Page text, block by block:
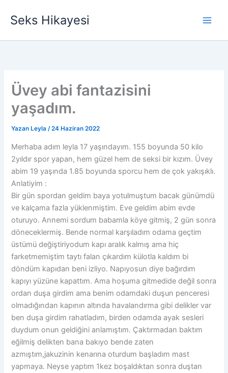
atlaSeks Hikayesi
Üvey abi fantazisini
yaşadım.
Yazan Leyla/24 Haziran 2022
Merhaba adım leyla 17 yaşındayım. 155 boyunda 50 kilo
2yıldır spor yapan, hem güzel hem de seksi bir kızım. Üvey
abim 19 yaşında 1.85 boyunda sporcu hem de çok yakışıklı.
Anlatiyim :
Bir gün spordan geldim baya yotulmuştum bacak günümdü
ve kalçama fazla yüklenmiştim. Eve geldim abim evde
oturuyo. Annemi sordum babamla köye gitmiş, 2 gün sonra
döneceklermiş. Bende normal karşıladım odama geçtim
üstümü değiştiriyodum kapı aralık kalmış ama hiç
farketmemiştim taytı falan çıkardım külotla kaldım bi
döndüm kapıdan beni izliyo. Napıyosun diye bağırdım
kapıyı yüzüne kapattım. Ama hoşuma gitmedide değil sonra
ordan duşa girdim ama benim odamdaki duşun penceresi
olmadığından kapının altında havalandırma gibi delikler var
ben duşa girdim rahatladım, birden odamda ayak sesleri
duydum onun geldiğini anlamıştım. Çaktırmadan baktım
eğilmiş delikten bana bakıyo bende zaten
azmıştım,jakuzinin kenarına oturdum başladım mast
yapmaya. Neyse yaptım 1kez boşaldıktan sonra duştan